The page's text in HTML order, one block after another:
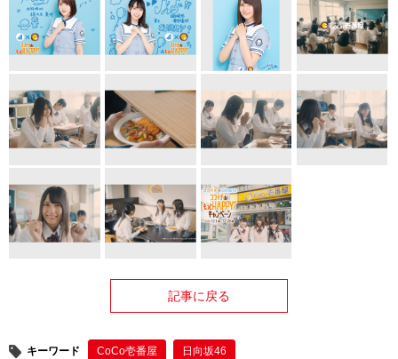
記事に戻る
キーワード CoCo壱番屋 日向坂46